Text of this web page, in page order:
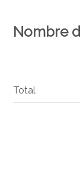
Nombre
Total